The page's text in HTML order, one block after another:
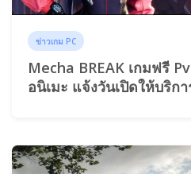
ข่าวเกม PC
Mecha BREAK เกมฟรี
อนิเมะ แจ้งวันเปิดให้บริกา